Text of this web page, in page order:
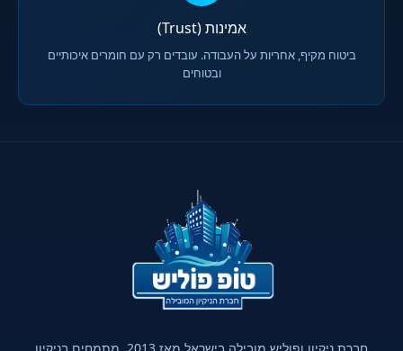
אמינות (Trust)
ביטוח מקיף, אחריות על העבודה. עובדים רק עם חומרים איכותיים
ובטוחים
חברת ניקיון ופוליש מובילה בישראל מאז 2013. מתמחים בניקיון